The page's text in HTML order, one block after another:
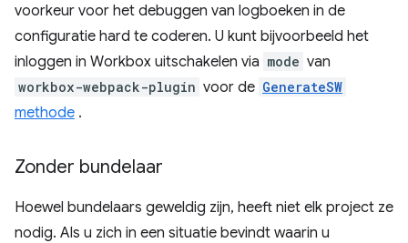
voorkeur voor het debuggen van logboeken in de
configuratie hard te coderen. U kunt bijvoorbeeld het
inloggen in Workbox uitschakelen via mode van
workbox-webpack-plugin voor de GenerateSW
methode .
Zonder bundelaar
Hoewel bundelaars geweldig zijn, heeft niet elk project ze
nodig. Als u zich in een situatie bevindt waarin u